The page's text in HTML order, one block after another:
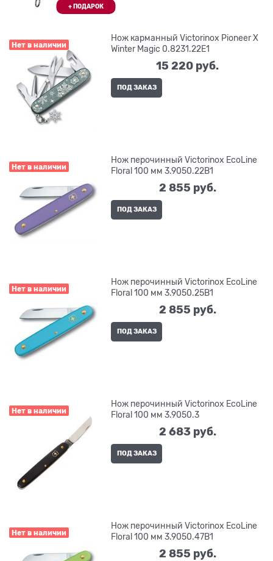
Нет в наличии
Нож карманный Victorinox Pioneer X
Winter Magic 0.8231.22E1
15 220 руб.
ПОД ЗАКАЗ
Нет в наличии
Нож перочинный Victorinox EcoLine
Floral 100 мм 3.9050.22B1
2 855 руб.
ПОД ЗАКАЗ
Нет в наличии
Нож перочинный Victorinox EcoLine
Floral 100 мм 3.9050.25B1
2 855 руб.
ПОД ЗАКАЗ
Нет в наличии
Нож перочинный Victorinox EcoLine
Floral 100 мм 3.9050.3
2 683 руб.
ПОД ЗАКАЗ
Нет в наличии
Нож перочинный Victorinox EcoLine
Floral 100 мм 3.9050.47B1
2 855 руб.